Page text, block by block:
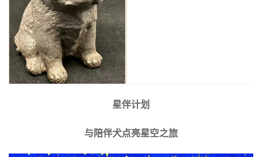
星伴计划
与陪伴犬点亮星空之旅